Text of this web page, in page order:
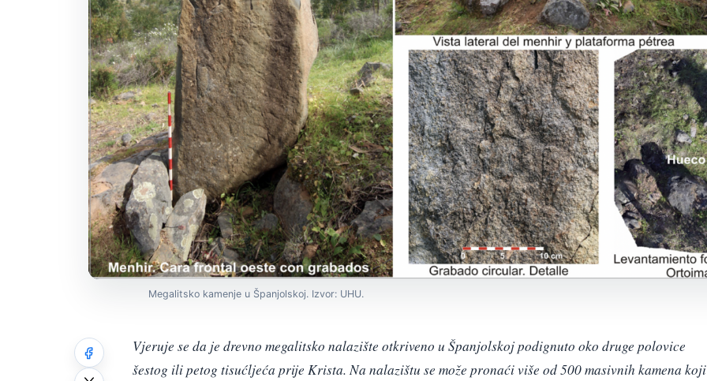
Megalitsko kamenje u Španjolskoj. Izvor: UHU.
Vjeruje se da je drevno megalitsko nalazište otkriveno u Španjolskoj podignuto oko druge polovice
šestog ili petog tisućljeća prije Krista. Na nalazištu se može pronaći više od 500 masivnih kamena koji